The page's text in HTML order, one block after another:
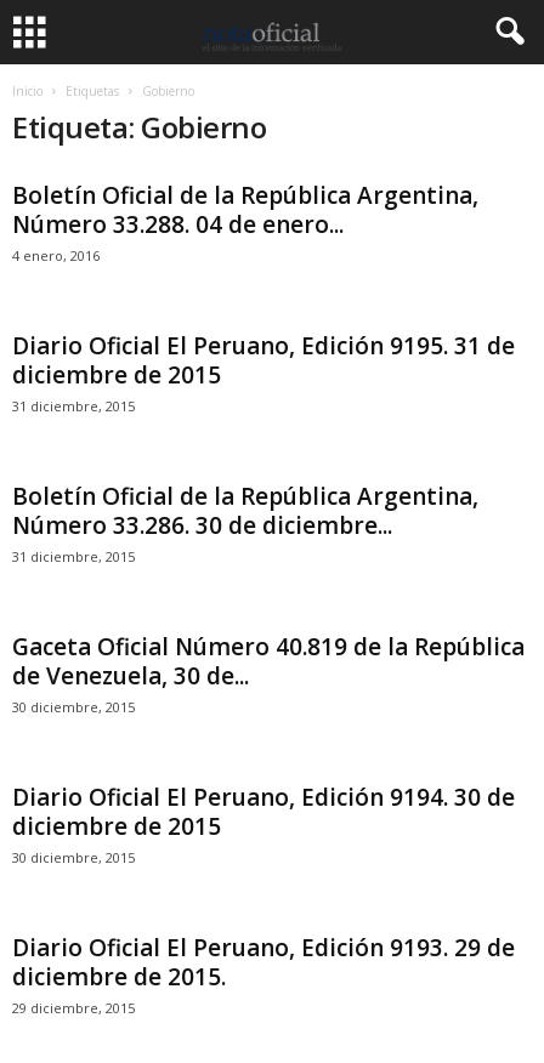
Inicio Etiquetas Gobierno
Etiqueta: Gobierno
Boletín Oficial de la República Argentina,
Número 33.288. 04 de enero...
4 enero, 2016
Diario Oficial El Peruano, Edición 9195. 31 de
diciembre de 2015
31 diciembre, 2015
Boletín Oficial de la República Argentina,
Número 33.286. 30 de diciembre...
31 diciembre, 2015
Gaceta Oficial Número 40.819 de la República
de Venezuela, 30 de...
30 diciembre, 2015
Diario Oficial El Peruano, Edición 9194. 30 de
diciembre de 2015
30 diciembre, 2015
Diario Oficial El Peruano, Edición 9193. 29 de
diciembre de 2015.
29 diciembre, 2015